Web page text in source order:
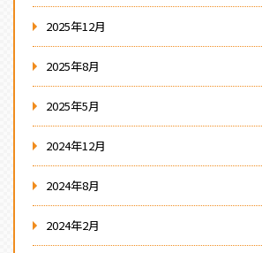
2025年12月
2025年8月
2025年5月
2024年12月
2024年8月
2024年2月